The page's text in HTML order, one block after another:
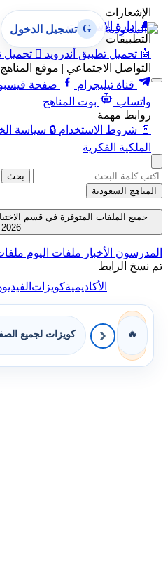
الإشعارات
🔔
إدارة الإشعارات
التطبيقات
🤖 تحميل تطبيق أندرويد  تحميل
التواصل الاجتماعي | موقع
قناة تيليجرام
صفحة
واتساب
بوت المناهج
روابط مهمة
📄 شروط الاستخدام 🔒 سياسة
الملكية الفكرية
G تسجيل الدخول
بحث
المناهج السعودية
2026
المدرسون الأخبار ملفات اليوم
تم نسخ الرابط
الأكاديميةكويزات
🔥 كويزات لجميع